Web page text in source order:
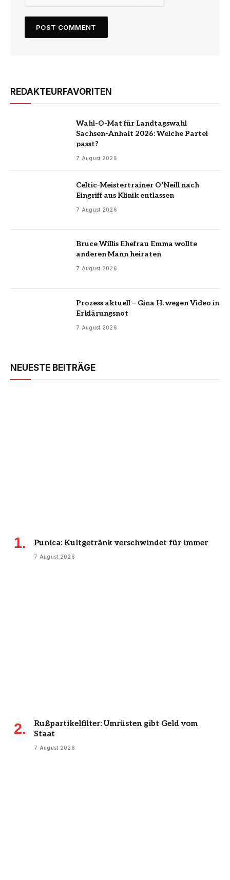
REDAKTEURFAVORITEN
Wahl-O-Mat für Landtagswahl
Sachsen-Anhalt 2026: Welche Partei
passt?
7 August 2026
Celtic-Meistertrainer O’Neill nach
Eingriff aus Klinik entlassen
7 August 2026
Bruce Willis Ehefrau Emma wollte
anderen Mann heiraten
7 August 2026
Prozess aktuell – Gina H. wegen Video in
Erklärungsnot
7 August 2026
NEUESTE BEITRÄGE
Punica: Kultgetränk verschwindet für immer
7 August 2026
Rußpartikelfilter: Umrüsten gibt Geld vom
Staat
7 August 2026